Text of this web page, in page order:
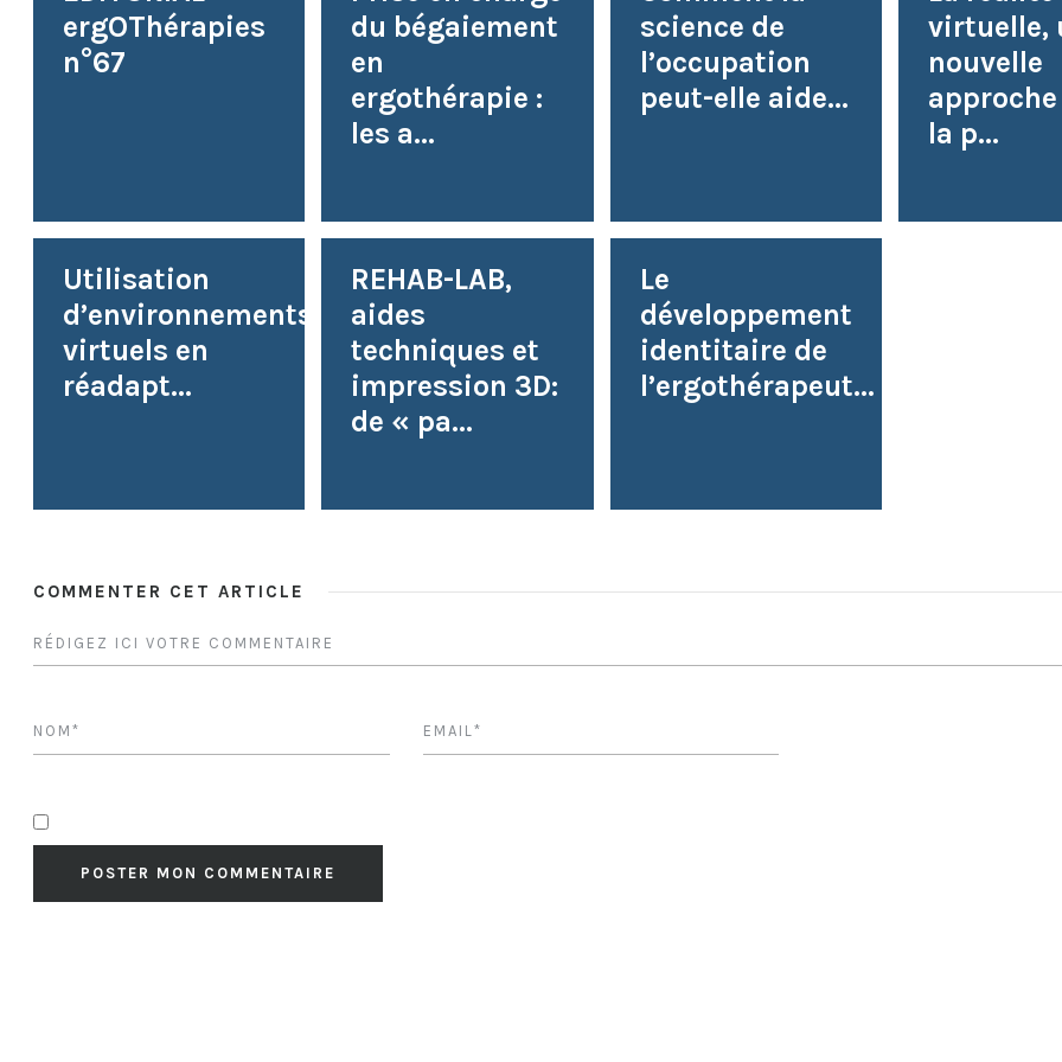
ergOThérapies
n°67
du bégaiement
en
ergothérapie :
les a...
science de
l’occupation
peut-elle aide...
virtuelle,
nouvelle
la p...
Utilisation
d’environnements
virtuels en
réadapt...
REHAB-LAB,
aides
techniques et
impression 3D:
de « pa...
Le
développement
identitaire de
l’ergothérapeut...
COMMENTER CET ARTICLE